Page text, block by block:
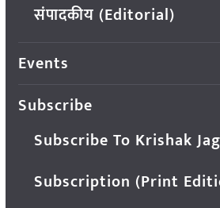
संपादकीय (Editorial)
Events
Subscribe
Subscribe To Krishak
Subscription (Print